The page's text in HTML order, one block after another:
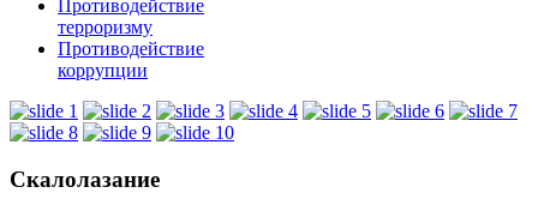
Противодействие
терроризму
Противодействие
коррупции
Скалолазание